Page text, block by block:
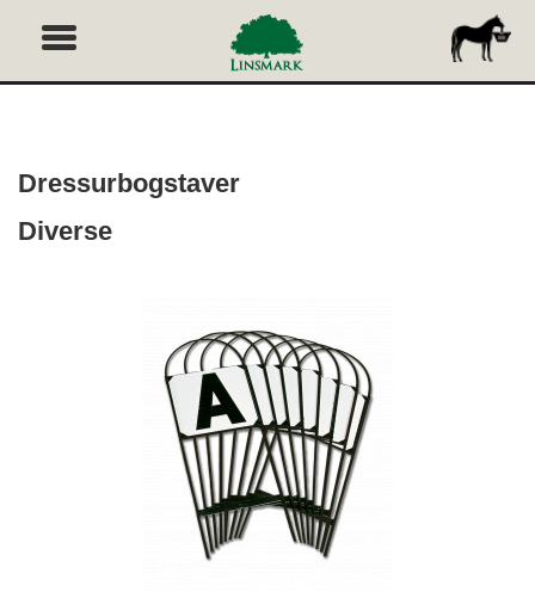
Dressurbogstaver
Diverse